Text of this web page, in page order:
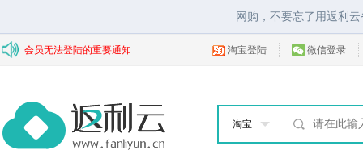
网购，不要忘了用返利
会员无法登陆的重要通知 淘宝登陆 微信登录
淘宝